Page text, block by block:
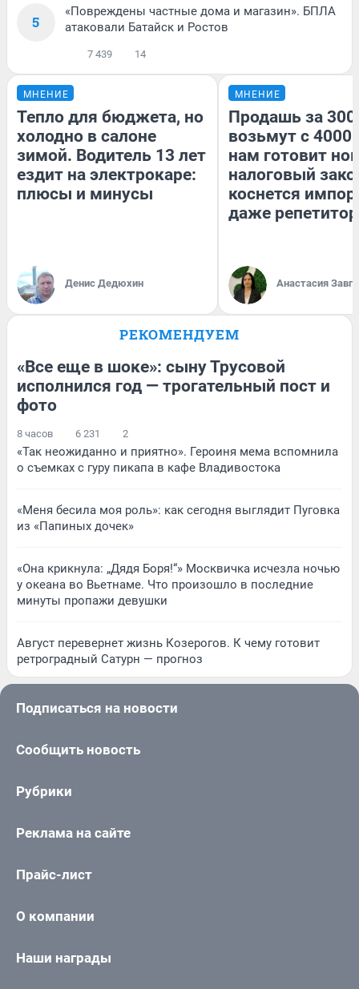
5
«Повреждены частные дома и магазин». БПЛА
атаковали Батайск и Ростов
7 439 14
МНЕНИЕ
Тепло для бюджета, но
холодно в салоне
зимой. Водитель 13 лет
ездит на электрокаре:
плюсы и минусы
Денис Дедюхин
МНЕНИЕ
Продашь за
возьмут с
нам готовит
налоговый
коснется
даже
Анастасия
РЕКОМЕНДУЕМ
«Все еще в шоке»: сыну Трусовой
исполнился год — трогательный пост и
фото
8 часов 6 231 2
«Так неожиданно и приятно». Героиня мема вспомнила
о съемках с гуру пикапа в кафе Владивостока
«Меня бесила моя роль»: как сегодня выглядит Пуговка
из «Папиных дочек»
«Она крикнула: „Дядя Боря!“» Москвичка исчезла ночью
у океана во Вьетнаме. Что произошло в последние
минуты пропажи девушки
Август перевернет жизнь Козерогов. К чему готовит
ретроградный Сатурн — прогноз
Подписаться на новости
Сообщить новость
Рубрики
Реклама на сайте
Прайс-лист
О компании
Наши награды